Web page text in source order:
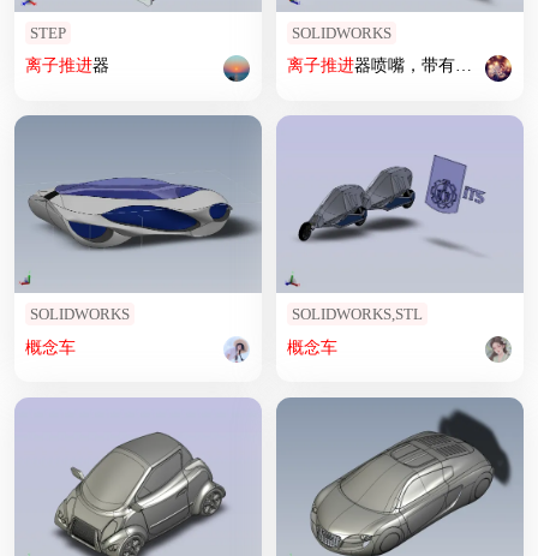
STEP
离子推进器
SOLIDWORKS
离子推进器喷嘴，带有流纹
SOLIDWORKS
概念车
SOLIDWORKS,STL
概念车